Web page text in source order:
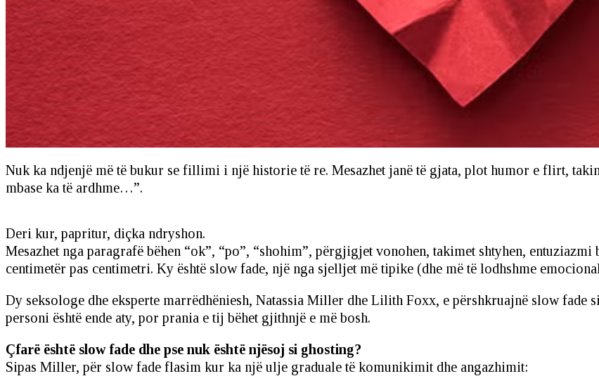
Nuk ka ndjenjë më të bukur se fillimi i një historie të re. Mesazhet janë të gjata, plot humor e flirt,
mbase ka të ardhme…”.
Deri kur, papritur, diçka ndryshon.
Mesazhet nga paragrafë bëhen “ok”, “po”, “shohim”, përgjigjet vonohen, takimet shtyhen,
centimetër pas centimetri. Ky është slow fade, një nga sjelljet më tipike (dhe më të lodhshme
Dy seksologe dhe eksperte marrëdhëniesh, Natassia Miller dhe Lilith Foxx, e përshkruajnë slow fade
personi është ende aty, por prania e tij bëhet gjithnjë e më bosh.
Çfarë është slow fade dhe pse nuk është njësoj si ghosting?
Sipas Miller, për slow fade flasim kur ka një ulje graduale të komunikimit dhe angazhimit: